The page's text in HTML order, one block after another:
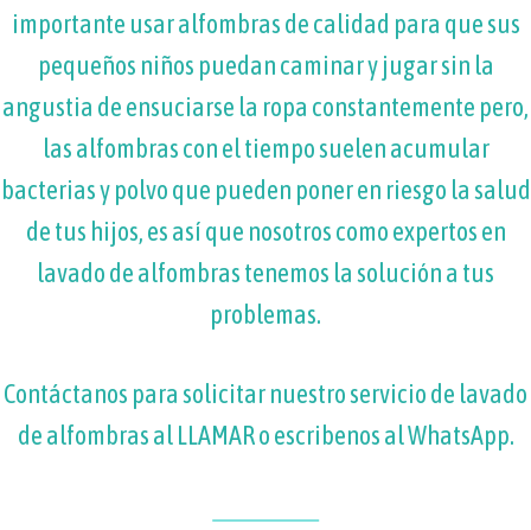
importante usar alfombras de calidad para que sus
pequeños niños puedan caminar y jugar sin la
angustia de ensuciarse la ropa constantemente pero,
las alfombras con el tiempo suelen acumular
bacterias y polvo que pueden poner en riesgo la salud
de tus hijos, es así que nosotros como expertos en
lavado de alfombras tenemos la solución a tus
problemas.
Contáctanos para solicitar nuestro servicio de lavado
de alfombras alLLAMARo escribenos al WhatsApp.